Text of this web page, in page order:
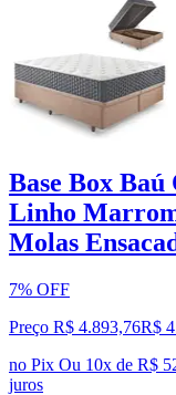
Base Box
Linho
Molas
7% OFF
Preço R$ 4.893,76R$
no Pix Ou 10x de R$
juros